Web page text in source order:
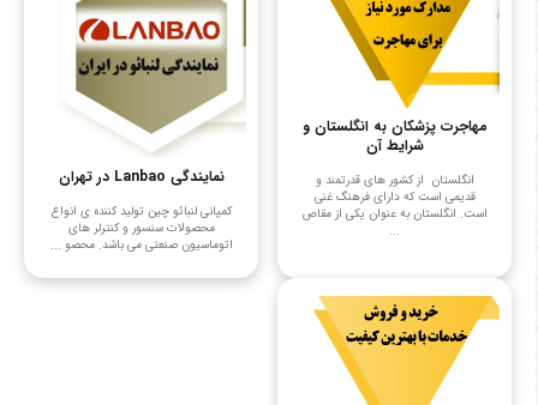
مهاجرت پزشکان به انگلستان و
شرایط آن
انگلستان از کشور های قدرتمند و
قدیمی است که دارای فرهنگ غنی
است. انگلستان به عنوان یکی از مقاص
...
نمایندگی Lanbao در تهران
کمپانی لنبائو چین تولید کننده ی انواع
محصولات سنسور و کنترلر های
اتوماسیون صنعتی می‌ باشد. محصو ...